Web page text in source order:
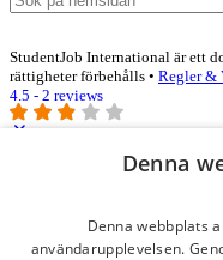
StudentJob International är ett
rättigheter förbehålls • Regler &
4.5 - 2 reviews
Denna
Denna webbplats
användarupplevelsen.